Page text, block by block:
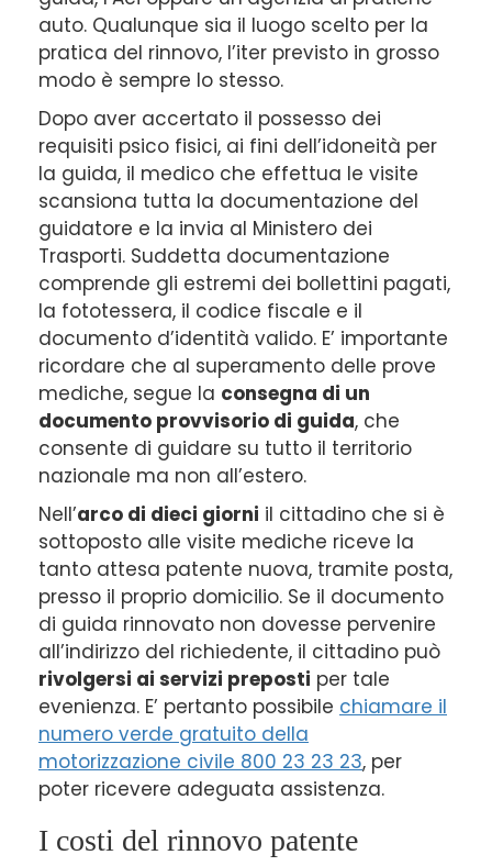
auto. Qualunque sia il luogo scelto per la
pratica del rinnovo, l’iter previsto in grosso
modo è sempre lo stesso.
Dopo aver accertato il possesso dei
requisiti psico fisici, ai fini dell’idoneità per
la guida, il medico che effettua le visite
scansiona tutta la documentazione del
guidatore e la invia al Ministero dei
Trasporti. Suddetta documentazione
comprende gli estremi dei bollettini pagati,
la fototessera, il codice fiscale e il
documento d’identità valido. E’ importante
ricordare che al superamento delle prove
mediche, segue la consegna di un
documento provvisorio di guida, che
consente di guidare su tutto il territorio
nazionale ma non all’estero.
Nell’arco di dieci giorni il cittadino che si è
sottoposto alle visite mediche riceve la
tanto attesa patente nuova, tramite posta,
presso il proprio domicilio. Se il documento
di guida rinnovato non dovesse pervenire
all’indirizzo del richiedente, il cittadino può
rivolgersi ai servizi preposti per tale
evenienza. E’ pertanto possibile chiamare il
numero verde gratuito della
motorizzazione civile 800 23 23 23, per
poter ricevere adeguata assistenza.
I costi del rinnovo patente